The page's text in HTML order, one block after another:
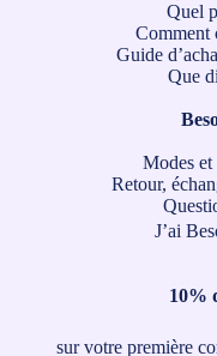
Quel
Comment
Guide
Que
Modes
Retour,
J’ai
10%
sur votre première